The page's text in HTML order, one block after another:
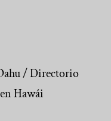
/ Directorio
Hawái